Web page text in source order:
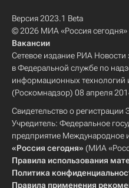
Версия 2023.1 Beta
© 2026 МИА «Россия сегодня»
Вакансии
Сетевое издание РИА Новости
в Федеральной службе по
информационных технологий
(Роскомнадзор) 08 апреля
Свидетельство о
Учредитель: Федеральное
предприятие Международное
«Россия сегодня» (МИА
Правила использования
Политика
Правила применения